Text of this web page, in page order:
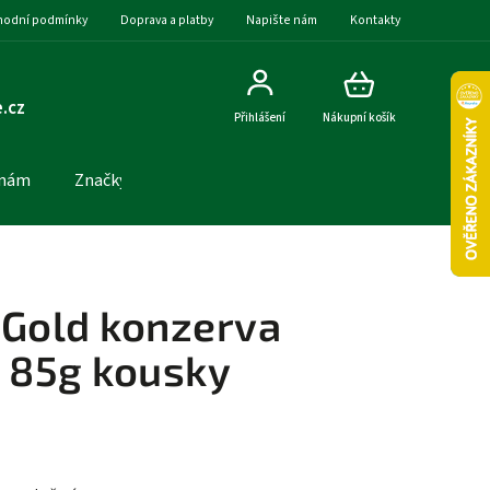
podmínky Doprava a platby Napište nám Kontakty
Nákupní košík
Přihlášení
Značky
Gold konzerva
kousky